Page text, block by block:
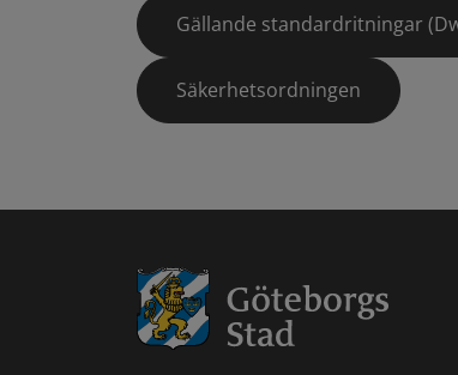
Gällande standardritningar
Säkerhetsordningen